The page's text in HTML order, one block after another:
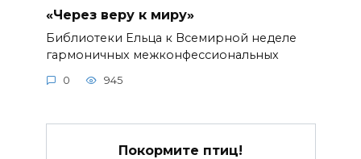
«Через веру к миру»
Библиотеки Ельца к Всемирной неделе
гармоничных межконфессиональных
0 945
Покормите птиц!